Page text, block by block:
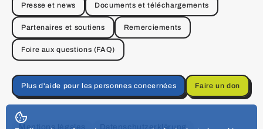
Presse et news Documents et téléchargements
Partenaires et soutiens Remerciements
Foire aux questions (FAQ)
Plus d'aide pour les personnes concernées Faire un don
Mentions légales Datenschutzerklärung